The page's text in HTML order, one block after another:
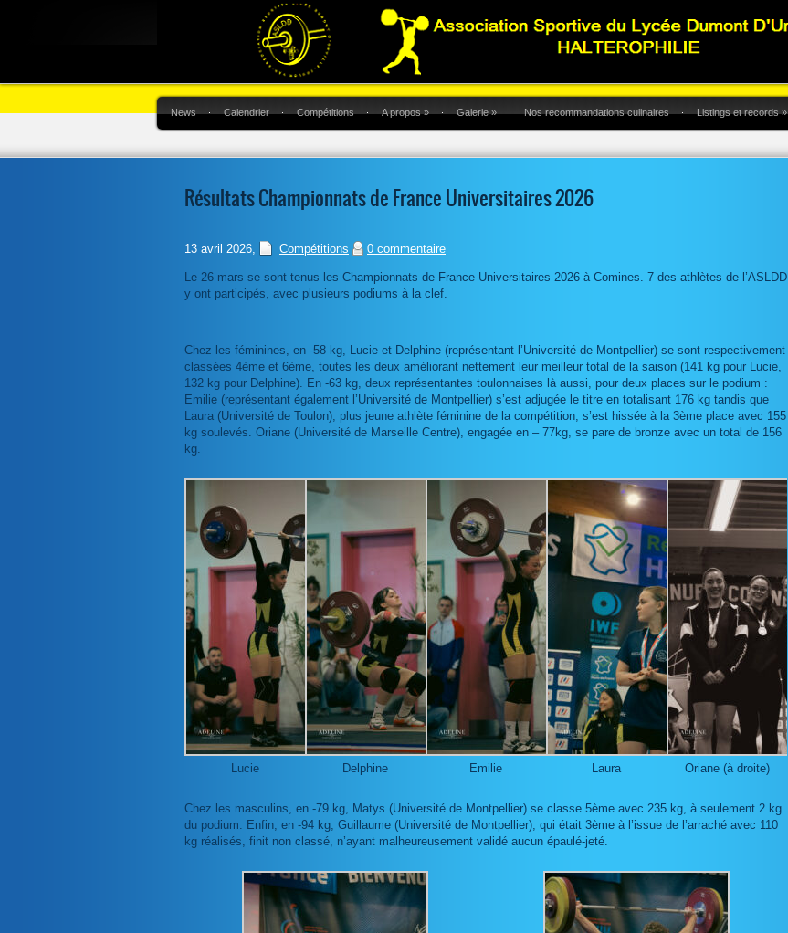
News Calendrier Compétitions A propos» Galerie» Nos recommandations culinaires Listings et records»
Résultats Championnats de France Universitaires 2026
13 avril 2026, Compétitions 0 commentaire
Le 26 mars se sont tenus les Championnats de France Universitaires 2026 à Comines. 7 des athlètes de l’ASLDD
y ont participés, avec plusieurs podiums à la clef.
Chez les féminines, en -58 kg, Lucie et Delphine (représentant l’Université de Montpellier) se sont respectivement
classées 4ème et 6ème, toutes les deux améliorant nettement leur meilleur total de la saison (141 kg pour Lucie,
132 kg pour Delphine). En -63 kg, deux représentantes toulonnaises là aussi, pour deux places sur le podium :
Emilie (représentant également l’Université de Montpellier) s’est adjugée le titre en totalisant 176 kg tandis que
Laura (Université de Toulon), plus jeune athlète féminine de la compétition, s’est hissée à la 3ème place avec 155
kg soulevés. Oriane (Université de Marseille Centre), engagée en – 77kg, se pare de bronze avec un total de 156
kg.
Lucie Delphine Emilie Laura Oriane (à droite)
Chez les masculins, en -79 kg, Matys (Université de Montpellier) se classe 5ème avec 235 kg, à seulement 2 kg
du podium. Enfin, en -94 kg, Guillaume (Université de Montpellier), qui était 3ème à l’issue de l’arraché avec 110
kg réalisés, finit non classé, n’ayant malheureusement validé aucun épaulé-jeté.